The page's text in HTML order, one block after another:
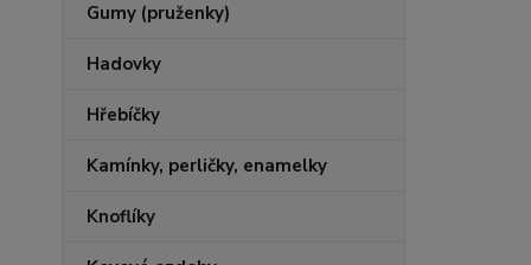
Gumy (pruženky)
Hadovky
Hřebíčky
Kamínky, perličky, enamelky
Knoflíky